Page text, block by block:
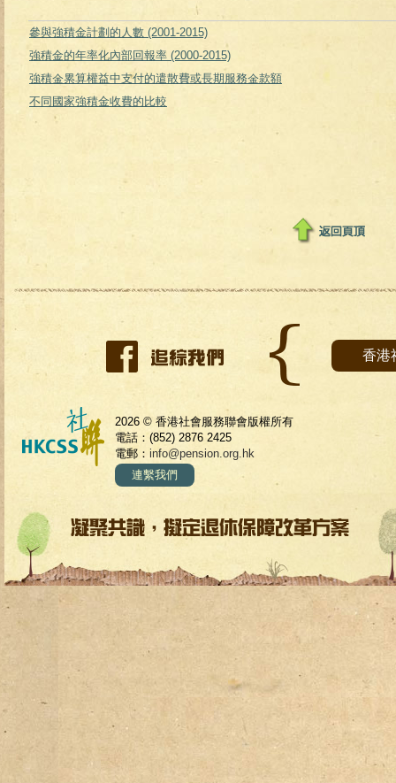
參與強積金計劃的人數 (2001-2015)
強積金的年率化內部回報率 (2000-2015)
強積金累算權益中支付的遣散費或長期服務金款額
不同國家強積金收費的比較
香港
2026 © 香港社會服務聯會版權所有
電話：(852) 2876 2425
電郵： info@pension.org.hk
連繫我們